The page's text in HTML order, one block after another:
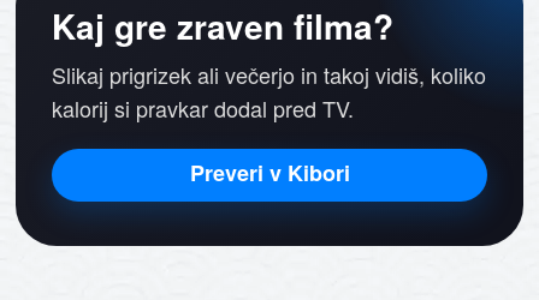
Kaj gre zraven filma?
Slikaj prigrizek ali večerjo in takoj vidiš, koliko
kalorij si pravkar dodal pred TV.
Preveri v Kibori